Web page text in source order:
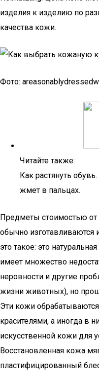
изделия к изделию по
качества кожи.
Фото:
Читайте также:
Как растянуть
жмет в пальцах.
Предметы стоимостью
обычно изготавливаются
это такое: это
имеет множество
неровности и другие
жизни животных), но
Эти кожи
красителями, а иногда в
искусственной кожи для
Восстановленная кожа
пластифицированный